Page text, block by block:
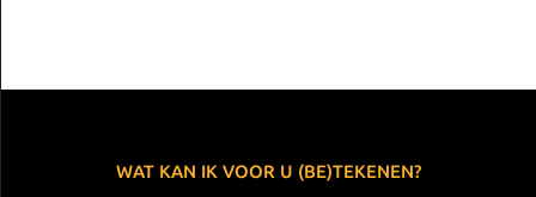
WAT KAN IK VOOR U (BE)TEKENEN?